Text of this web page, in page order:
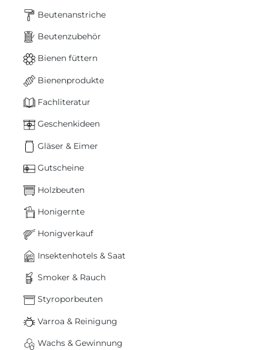
Beutenanstriche
Beutenzubehör
Bienen füttern
Bienenprodukte
Fachliteratur
Geschenkideen
Gläser & Eimer
Gutscheine
Holzbeuten
Honigernte
Honigverkauf
Insektenhotels & Saat
Smoker & Rauch
Styroporbeuten
Varroa & Reinigung
Wachs & Gewinnung